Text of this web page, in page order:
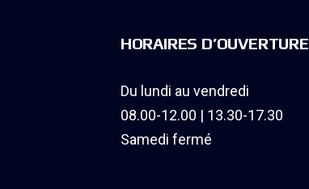
HORAIRES D’OUVERTURE
Du lundi au vendredi
08.00-12.00 | 13.30-17.30
Samedi fermé